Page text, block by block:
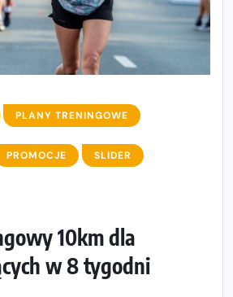
PLANY TRENINGOWE
PROMOCJE SLIDER
10km dla
w 8 tygodni